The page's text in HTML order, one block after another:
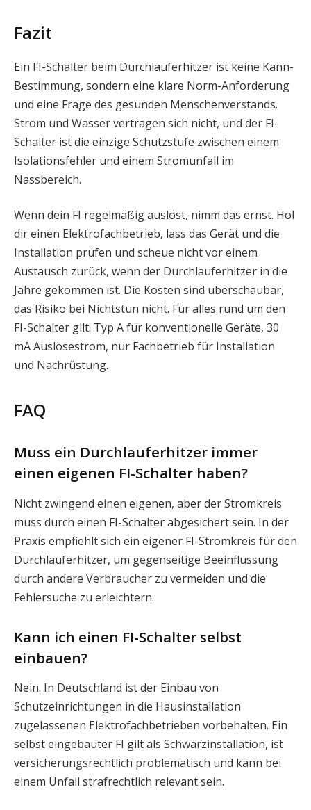
Fazit
Ein FI-Schalter beim Durchlauferhitzer ist keine Kann-
Bestimmung, sondern eine klare Norm-Anforderung
und eine Frage des gesunden Menschenverstands.
Strom und Wasser vertragen sich nicht, und der FI-
Schalter ist die einzige Schutzstufe zwischen einem
Isolationsfehler und einem Stromunfall im
Nassbereich.
Wenn dein FI regelmäßig auslöst, nimm das ernst. Hol
dir einen Elektrofachbetrieb, lass das Gerät und die
Installation prüfen und scheue nicht vor einem
Austausch zurück, wenn der Durchlauferhitzer in die
Jahre gekommen ist. Die Kosten sind überschaubar,
das Risiko bei Nichtstun nicht. Für alles rund um den
FI-Schalter gilt: Typ A für konventionelle Geräte, 30
mA Auslösestrom, nur Fachbetrieb für Installation
und Nachrüstung.
FAQ
Muss ein Durchlauferhitzer immer
einen eigenen FI-Schalter haben?
Nicht zwingend einen eigenen, aber der Stromkreis
muss durch einen FI-Schalter abgesichert sein. In der
Praxis empfiehlt sich ein eigener FI-Stromkreis für den
Durchlauferhitzer, um gegenseitige Beeinflussung
durch andere Verbraucher zu vermeiden und die
Fehlersuche zu erleichtern.
Kann ich einen FI-Schalter selbst
einbauen?
Nein. In Deutschland ist der Einbau von
Schutzeinrichtungen in die Hausinstallation
zugelassenen Elektrofachbetrieben vorbehalten. Ein
selbst eingebauter FI gilt als Schwarzinstallation, ist
versicherungsrechtlich problematisch und kann bei
einem Unfall strafrechtlich relevant sein.